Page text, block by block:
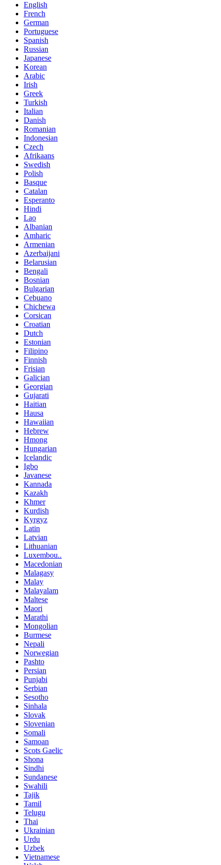
English
French
German
Portuguese
Spanish
Russian
Japanese
Korean
Arabic
Irish
Greek
Turkish
Italian
Danish
Romanian
Indonesian
Czech
Afrikaans
Swedish
Polish
Basque
Catalan
Esperanto
Hindi
Lao
Albanian
Amharic
Armenian
Azerbaijani
Belarusian
Bengali
Bosnian
Bulgarian
Cebuano
Chichewa
Corsican
Croatian
Dutch
Estonian
Filipino
Finnish
Frisian
Galician
Georgian
Gujarati
Haitian
Hausa
Hawaiian
Hebrew
Hmong
Hungarian
Icelandic
Igbo
Javanese
Kannada
Kazakh
Khmer
Kurdish
Kyrgyz
Latin
Latvian
Lithuanian
Luxembou..
Macedonian
Malagasy
Malay
Malayalam
Maltese
Maori
Marathi
Mongolian
Burmese
Nepali
Norwegian
Pashto
Persian
Punjabi
Serbian
Sesotho
Sinhala
Slovak
Slovenian
Somali
Samoan
Scots Gaelic
Shona
Sindhi
Sundanese
Swahili
Tajik
Tamil
Telugu
Thai
Ukrainian
Urdu
Uzbek
Vietnamese